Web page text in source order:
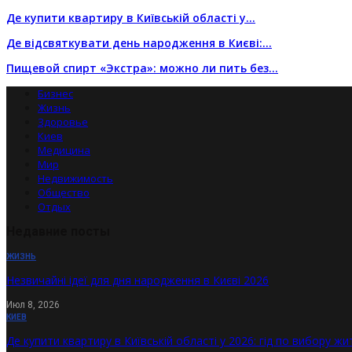
Де купити квартиру в Київській області у…
Де відсвяткувати день народження в Києві:…
Пищевой спирт «Экстра»: можно ли пить без…
Бизнес
Жизнь
Здоровье
Киев
Медицина
Мир
Недвижимость
Общество
Отдых
ЖИЗНЬ
Незвичайні ідеї для дня народження в Києві 2026
Июл 8, 2026
КИЕВ
Де купити квартиру в Київській області у 2026: гід по вибору